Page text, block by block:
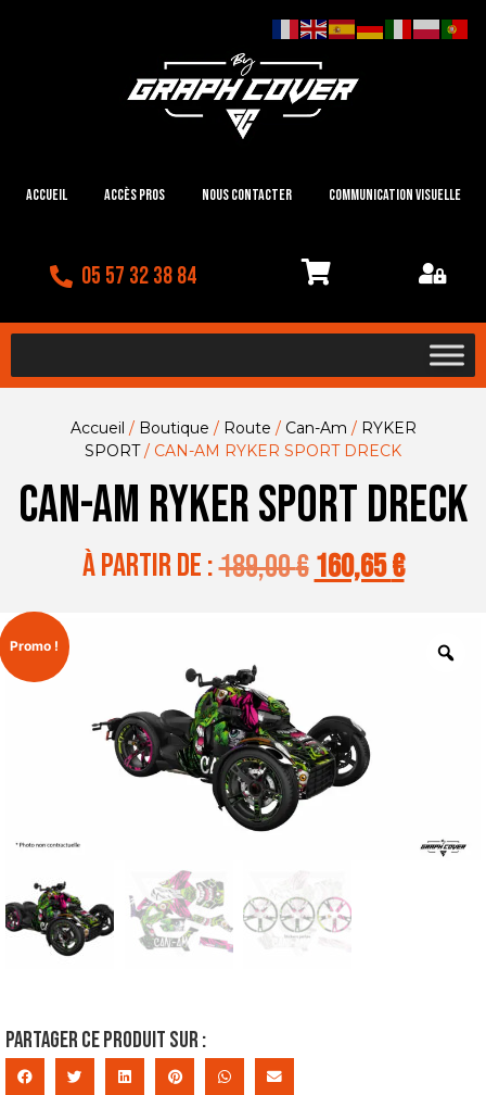
Accueil Accès Pros Nous contacter Communication visuelle
05 57 32 38 84
Accueil / Boutique / Route / Can-Am / RYKER
SPORT/ CAN-AM RYKER SPORT DRECK
CAN-AM RYKER SPORT DRECK
à partir de :189,00€ 160,65€
Promo !
Partager ce produit sur :